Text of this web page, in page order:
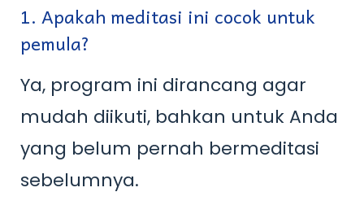
1. Apakah meditasi ini cocok untuk
pemula?
Ya, program ini dirancang agar
mudah diikuti, bahkan untuk Anda
yang belum pernah bermeditasi
sebelumnya.